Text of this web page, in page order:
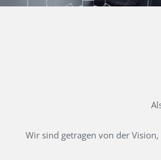
Wir sind getragen von der